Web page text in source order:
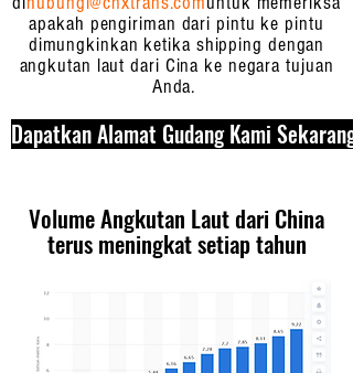
apakah pengiriman dari pintu ke pintu
dimungkinkan ketika shipping dengan
angkutan laut dari Cina ke negara tujuan
Anda.
Dapatkan Alamat Gudang Kami Sekarang
Volume Angkutan Laut dari China
terus meningkat setiap tahun